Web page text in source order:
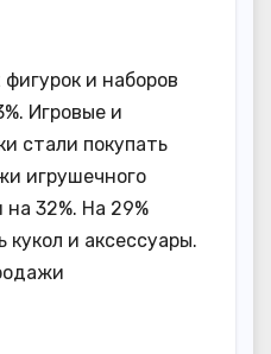
и наборов
Игровые и
стали покупать
игрушечного
32%. На 29%
кукол и аксессуары.